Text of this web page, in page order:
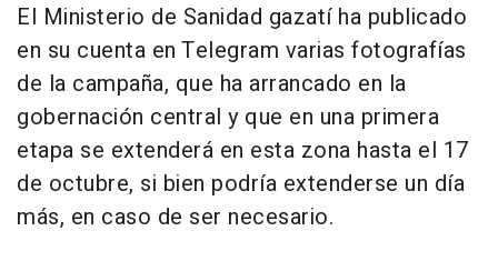
El Ministerio de Sanidad gazatí ha publicado
en su cuenta en Telegram varias fotografías
de la campaña, que ha arrancado en la
gobernación central y que en una primera
etapa se extenderá en esta zona hasta el 17
de octubre, si bien podría extenderse un día
más, en caso de ser necesario.